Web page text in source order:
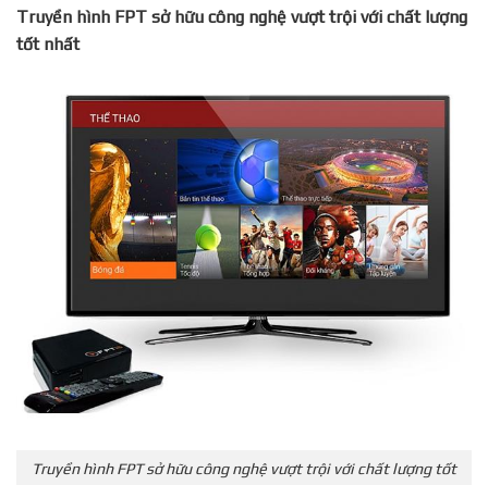
Truyền hình FPT sở hữu công nghệ vượt trội với chất lượng
tốt nhất
Truyền hình FPT sở hữu công nghệ vượt trội với chất lượng tốt